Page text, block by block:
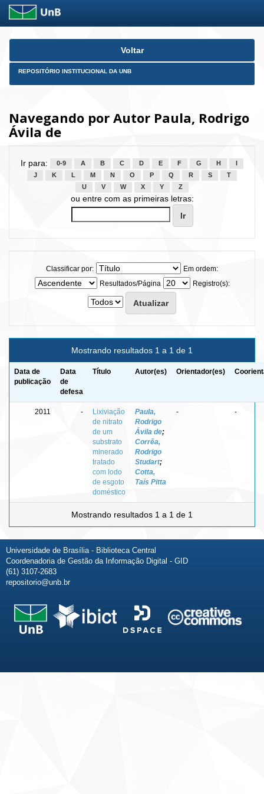
Skip
Voltar
REPOSITÓRIO INSTITUCIONAL DA UNB
Navegando por Autor Paula, Rodrigo
Ávila de
Ir para: 0-9 A B C D E F G H
J
K L M N O P Q R S
T
U
V W X Y Z
ou entre com as primeiras letras:
Classificar por:
Em ordem:
Resultados/Página
Registro(s):
Mostrando resultados 1 a 1 de 1
Data de
publicação
Data
de
defesa
Título Autor(es) Orientador(es)
2011 -
Lixiviação
de nitrato
de um
substrato
minerado
tratado
com lodo
de esgoto
doméstico
Paula,
Rodrigo
Ávila de;
Corrêa,
Rodrigo
Studart;
Cotta,
Taís Pitta
- -
Mostrando resultados 1 a 1 de 1
Universidade de Brasília - Biblioteca Central
Coordenadoria de Gestão da Informação Digital - GID
(61) 3107-2683
repositorio@unb.br